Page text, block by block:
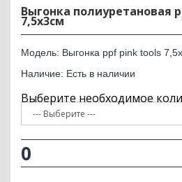
Выгонка полиуретановая
7,5х3см
Модель: Выгонка ppf pink tools
Наличие: Есть в наличии
0